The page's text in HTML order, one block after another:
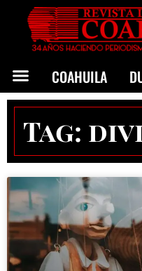
COAHUILA
Tag: